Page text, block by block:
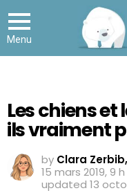
Menu
Les chiens
ils vraiment
by Clara
15 mars 2019, 9
updated 13